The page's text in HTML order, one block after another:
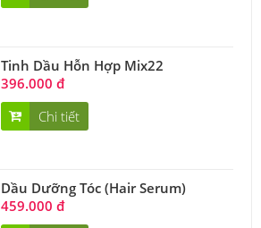
Tinh Dầu Hỗn Hợp Mix22
396.000 đ
Chi tiết
Dầu Dưỡng Tóc (Hair Serum)
459.000 đ